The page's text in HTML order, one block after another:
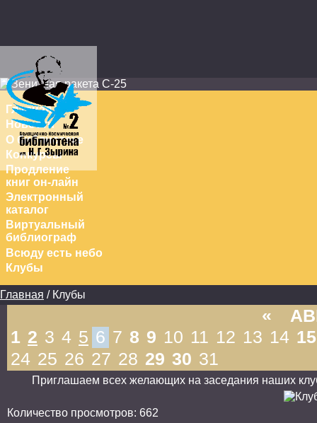
Главная
Новости
О библиотеке
Конкурсы
Продление
книг он-лайн
Электронный
каталог
Виртуальный
библиограф
Всюду есть небо
Клубы
Главная / Клубы
«
1 2 3 4 5 6 7 8 9 10 11 12 13 14 15
24 25 26 27 28 29 30 31
Приглашаем всех желающих на заседания наших
Количество просмотров: 662